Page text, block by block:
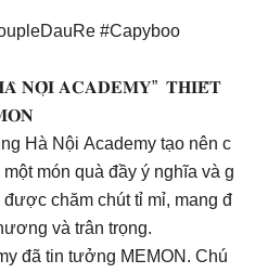
#Capyboo
𝐍𝐎̣̂𝐈 𝐀𝐂𝐀𝐃𝐄𝐌𝐘” 𝐓𝐇𝐈𝐄̂́𝐓
Hà Nội Academy tạo nên c
món quà đầy ý nghĩa và g
chăm chút tỉ mỉ, mang đ
và trân trọng.
đã tin tưởng MEMON. Chú